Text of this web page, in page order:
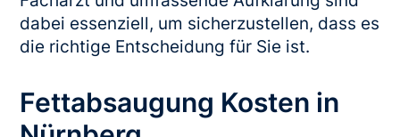
dabei essenziell, um sicherzustellen, dass es
die richtige Entscheidung für Sie ist.
Fettabsaugung Kosten in